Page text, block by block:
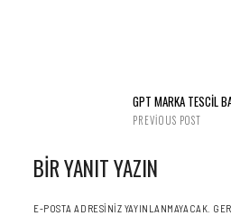
GPT MARKA TESCİL
PREVIOUS POST
BIR YANIT YAZIN
E-POSTA ADRESINIZ YAYINLANMAYACAK.